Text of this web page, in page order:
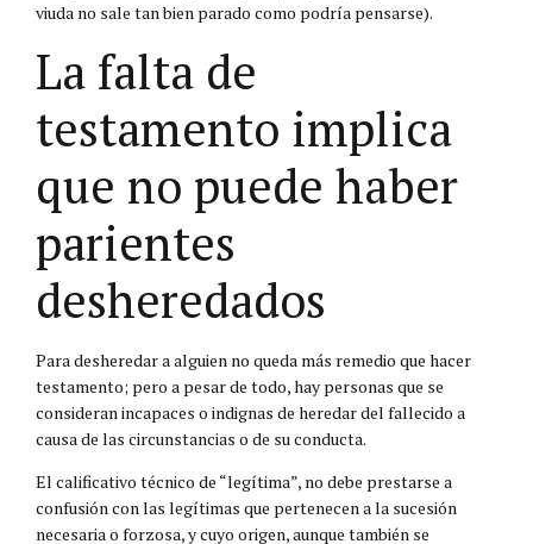
viuda no sale tan bien parado como podría pensarse).
La falta de
testamento implica
que no puede haber
parientes
desheredados
Para desheredar a alguien no queda más remedio que hacer
testamento; pero a pesar de todo, hay personas que se
consideran incapaces o indignas de heredar del fallecido a
causa de las circunstancias o de su conducta.
El calificativo técnico de “legítima”, no debe prestarse a
confusión con las legítimas que pertenecen a la sucesión
necesaria o forzosa, y cuyo origen, aunque también se